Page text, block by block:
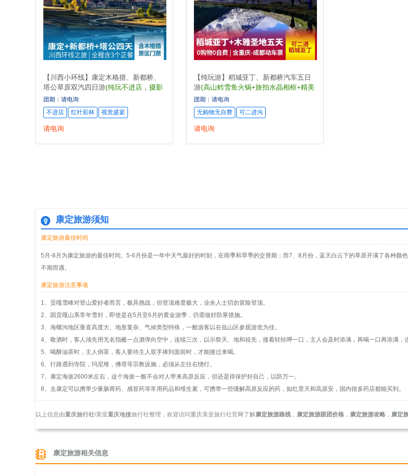
【川西小环线】康定木格措、新都桥、
塔公草原双汽四日游(纯玩不进店，摄影
家的天堂，视觉盛宴)
团期：请电询
不进店
红叶彩林 视觉盛宴
请电询
【纯玩游】稻城亚丁、新都桥汽车五日
游(高山鳕雪鱼火锅+旅拍水晶相框+精美
照片)
团期：请电询
无购物无自费
可二进沟
请电询
康定旅游须知
康定旅游最佳时间
5月-8月为康定旅游的最佳时间。5-6月份是一年中天气最好的时刻，在雨季和旱季的交替期；而7、8月份，蓝天白云下的草原开满了各种
不期而遇。
康定旅游注意事项
1、贡嘎雪峰对登山爱好者而言，极具挑战，但登顶难度极大，业余人士切勿冒险登顶。
2、因贡嘎山系常年雪封，即使是在5月至6月的黄金游季，仍需做好防寒措施。
3、海螺沟地区垂直高度大、地形复杂、气候类型特殊，一般游客以在低山区参观游览为佳。
4、敬酒时，客人须先用无名指蘸一点酒弹向空中，连续三次，以示祭天、地和祖先，接着轻轻呷一口，主人会及时添满，再喝一口再添满，
5、喝酥油茶时，主人倒茶，客人要待主人双手捧到面前时，才能接过来喝。
6、行路遇到寺院，玛尼堆，佛塔等宗教设施，必须从左往右绕行。
7、康定海拔2600米左右，这个海拔一般不会对人带来高原反应，但还是得保护好自己，以防万一。
8、去康定可以携带少量肠胃药、感冒药等常用药品和维生素，可携带一些缓解高原反应的药，如红景天和高原安，国内很多药店都能买到。
以上信息由重庆旅行社/美亚重庆地接旅行社整理，欢迎访问重庆美亚旅行社官网了解康定旅游路线 ， 康定旅游跟团价格 ， 康定旅游攻略 ， 康定
康定旅游相关信息